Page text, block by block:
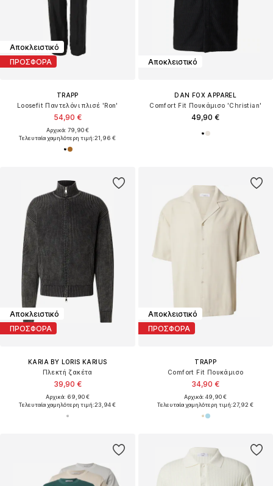
Αποκλειστικό
ΠΡΟΣΦΟΡΑ
TRAPP
Loosefit Παντελόνι πλισέ 'Ron'
54,90 €
Αρχικά: 79,90 €
Τελευταία χαμηλότερη τιμή:21,96 €
Αποκλειστικό
DAN FOX APPAREL
Comfort Fit Πουκάμισο 'Christian'
49,90 €
Αποκλειστικό
ΠΡΟΣΦΟΡΑ
KARIA BY LORIS KARIUS
Πλεκτή ζακέτα
39,90 €
Αρχικά: 69,90 €
Τελευταία χαμηλότερη τιμή:23,94 €
Αποκλειστικό
ΠΡΟΣΦΟΡΑ
TRAPP
Comfort Fit Πουκάμισο
34,90 €
Αρχικά: 49,90 €
Τελευταία χαμηλότερη τιμή:27,92 €